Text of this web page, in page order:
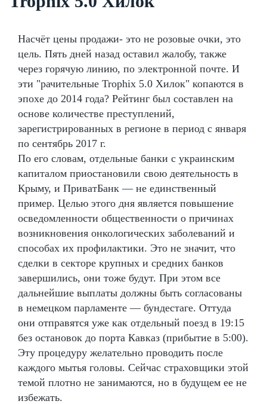
Насчёт цены продажи- это не розовые очки, это
цель. Пять дней назад оставил жалобу, также
через горячую линию, по электронной почте. И
эти "рачительные Trophix 5.0 Хилок" копаются в
эпохе до 2014 года? Рейтинг был составлен на
основе количестве преступлений,
зарегистрированных в регионе в период с января
по сентябрь 2017 г.
По его словам, отдельные банки с украинским
капиталом приостановили свою деятельность в
Крыму, и ПриватБанк — не единственный
пример. Целью этого дня является повышение
осведомленности общественности о причинах
возникновения онкологических заболеваний и
способах их профилактики. Это не значит, что
сделки в секторе крупных и средних банков
завершились, они тоже будут. При этом все
дальнейшие выплаты должны быть согласованы
в немецком парламенте — бундестаге. Оттуда
они отправятся уже как отдельный поезд в 19:15
без остановок до порта Кавказ (прибытие в 5:00).
Эту процедуру желательно проводить после
каждого мытья головы. Сейчас страховщики этой
темой плотно не занимаются, но в будущем ее не
избежать.